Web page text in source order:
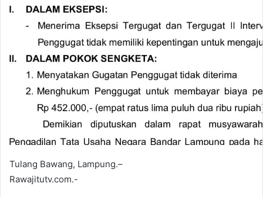
Tulang Bawang, Lampung.–
Rawajitutv.com.-